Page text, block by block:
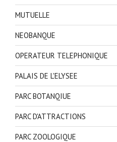
MUTUELLE
NEOBANQUE
OPERATEUR TELEPHONIQUE
PALAIS DE L'ELYSEE
PARC BOTANQIUE
PARC D'ATTRACTIONS
PARC ZOOLOGIQUE